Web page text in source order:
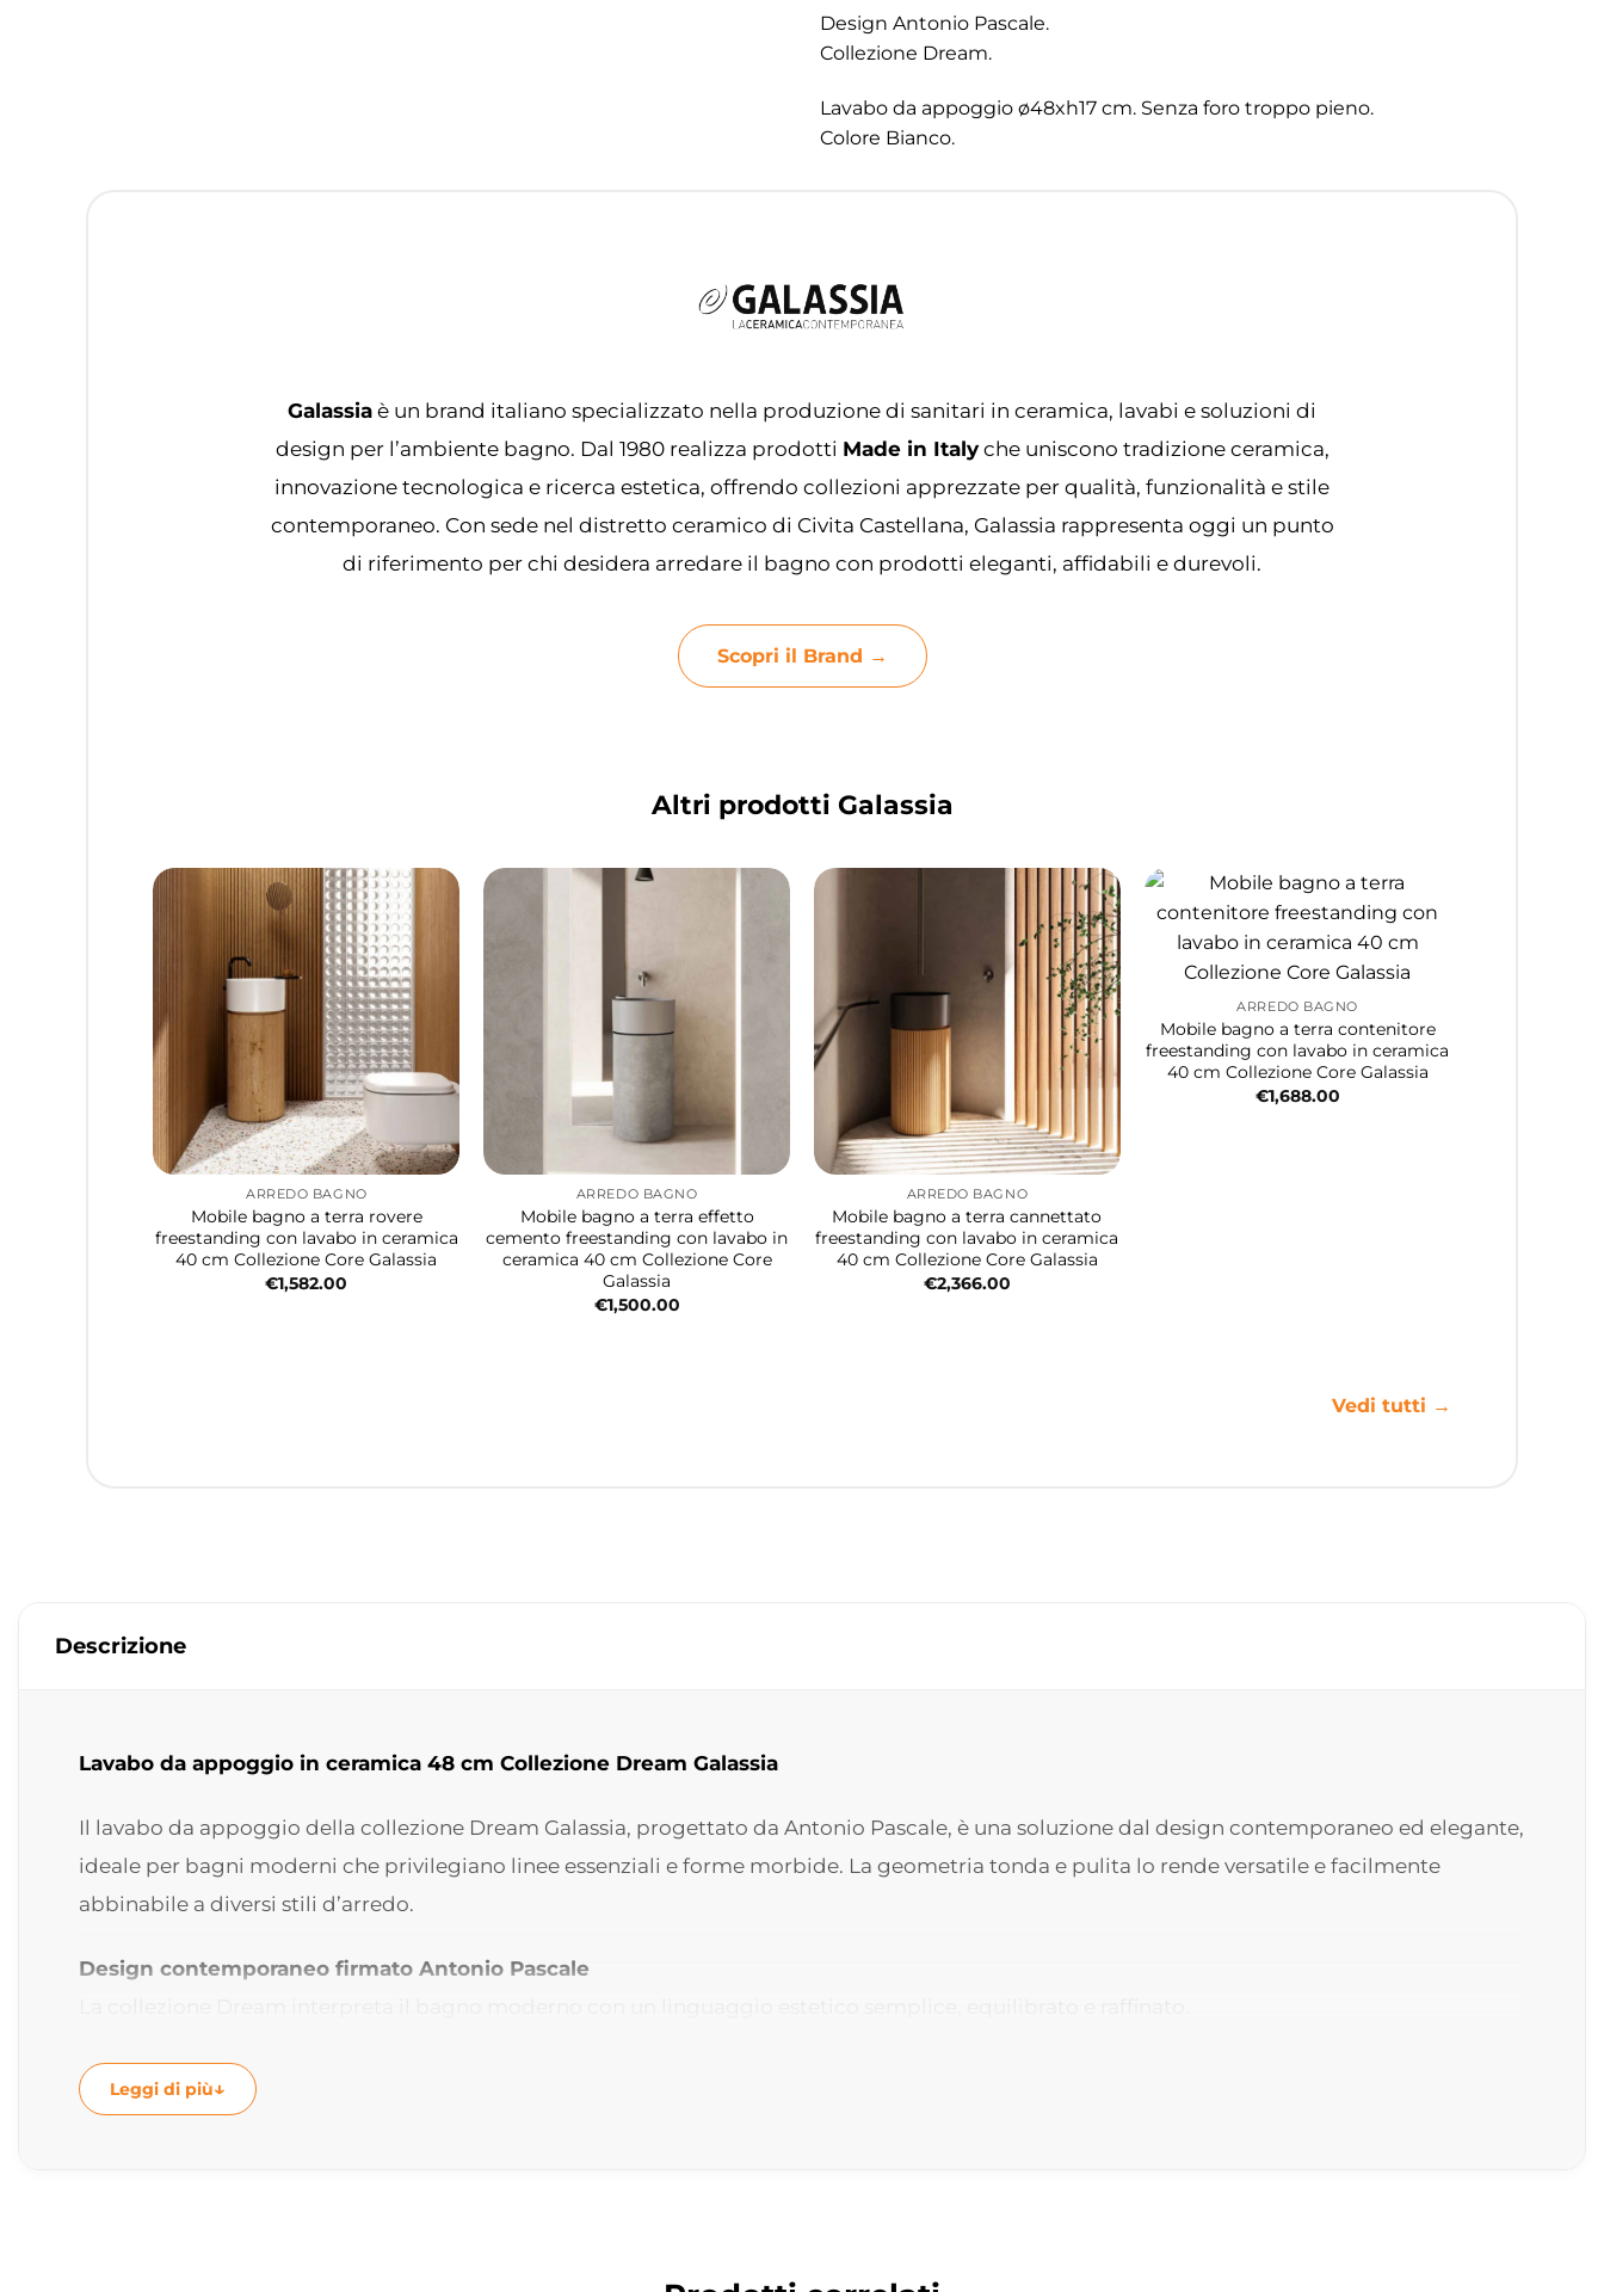
Design Antonio Pascale.
Collezione Dream.
Lavabo da appoggio ø48xh17 cm. Senza foro troppo pieno.
Colore Bianco.
Galassia è un brand italiano specializzato nella produzione di sanitari in ceramica, lavabi e soluzioni di
design per l’ambiente bagno. Dal 1980 realizza prodotti Made in Italyche uniscono tradizione ceramica,
innovazione tecnologica e ricerca estetica, offrendo collezioni apprezzate per qualità, funzionalità e stile
contemporaneo. Con sede nel distretto ceramico di Civita Castellana, Galassia rappresenta oggi un punto
di riferimento per chi desidera arredare il bagno con prodotti eleganti, affidabili e durevoli.
Scopri il Brand →
Altri prodotti Galassia
ARREDO BAGNO
Mobile bagno a terra rovere
freestanding con lavabo in ceramica
40 cm Collezione Core Galassia
€1,582.00
ARREDO BAGNO
Mobile bagno a terra effetto
cemento freestanding con lavabo in
ceramica 40 cm Collezione Core
Galassia
€1,500.00
ARREDO BAGNO
Mobile bagno a terra cannettato
freestanding con lavabo in ceramica
40 cm Collezione Core Galassia
€2,366.00
ARREDO BAGNO
Mobile bagno a terra contenitore
freestanding con lavabo in ceramica
40 cm Collezione Core Galassia
€1,688.00
Vedi tutti →
Descrizione
Lavabo da appoggio in ceramica 48 cm Collezione Dream Galassia
Il lavabo da appoggio della collezione Dream Galassia, progettato da Antonio Pascale, è una soluzione dal design contemporaneo ed elegante,
ideale per bagni moderni che privilegiano linee essenziali e forme morbide. La geometria tonda e pulita lo rende versatile e facilmente
abbinabile a diversi stili d’arredo.
Design contemporaneo firmato Antonio Pascale
Lavabo da appoggio dal design essenziale
Il lavabo presenta una forma circolare pura e minimale, perfetta per installazioni su piani d’appoggio dal gusto contemporaneo.
Leggi di più